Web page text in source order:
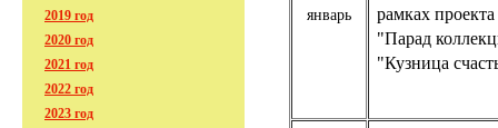
январь
рамках проекта
"Парад
"Кузница
2019 год
2020 год
2021 год
2022 год
2023 год